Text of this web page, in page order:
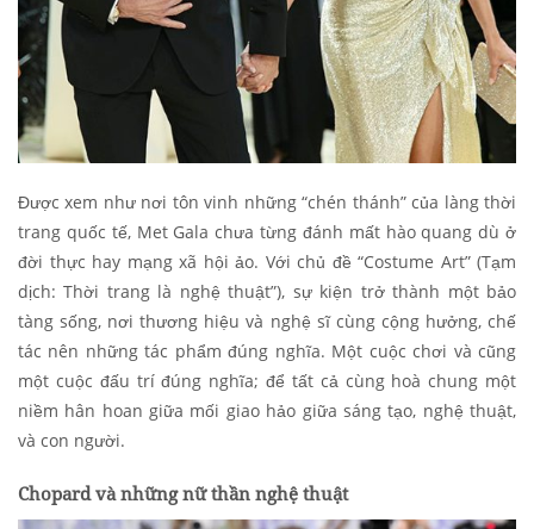
Được xem như nơi tôn vinh những “chén thánh” của làng thời
trang quốc tế, Met Gala chưa từng đánh mất hào quang dù ở
đời thực hay mạng xã hội ảo. Với chủ đề “Costume Art” (Tạm
dịch: Thời trang là nghệ thuật”), sự kiện trở thành một bảo
tàng sống, nơi thương hiệu và nghệ sĩ cùng cộng hưởng, chế
tác nên những tác phẩm đúng nghĩa. Một cuộc chơi và cũng
một cuộc đấu trí đúng nghĩa; để tất cả cùng hoà chung một
niềm hân hoan giữa mối giao hảo giữa sáng tạo, nghệ thuật,
và con người.
Chopard và những nữ thần nghệ thuật